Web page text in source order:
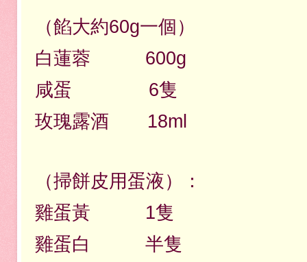
（餡大約60g一個）
白蓮蓉 600g
咸蛋 6隻
玫瑰露酒 18ml
（掃餅皮用蛋液）：
雞蛋黃 1隻
雞蛋白 半隻